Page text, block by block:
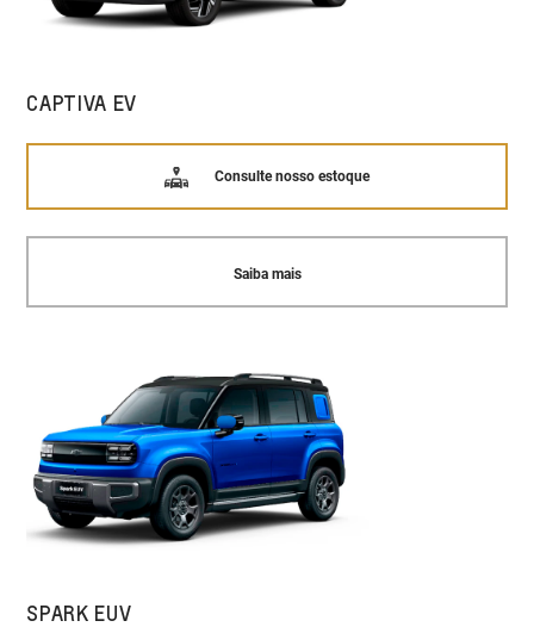
CAPTIVA EV
Consulte nosso estoque
Saiba mais
SPARK EUV